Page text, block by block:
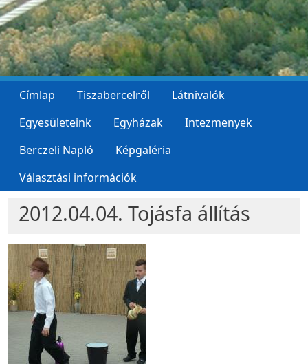
Címlap Tiszabercelről
Látnivalók
Egyesületeink
Egyházak
Intezmenyek
Berczeli Napló
Képgaléria
Választási információk
2012.04.04. Tojásfa állítás